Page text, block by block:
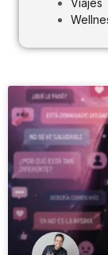
Viajes